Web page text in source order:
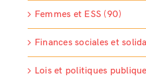
Femmes et ESS (90)
Finances sociales et
Lois et politiques